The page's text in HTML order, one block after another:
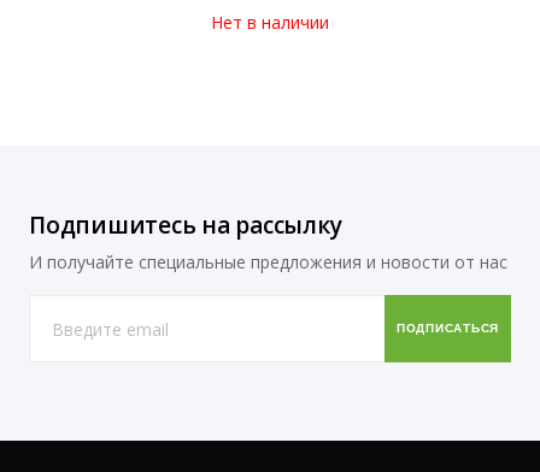
Нет в наличии
Подпишитесь на рассылку
И получайте специальные предложения и новости от нас